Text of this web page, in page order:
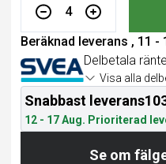
4
Beräknad leverans , 11 -
Delbetala
Visa alla
Snabbast leverans
12 - 17 Aug. Prioriterad
Se om